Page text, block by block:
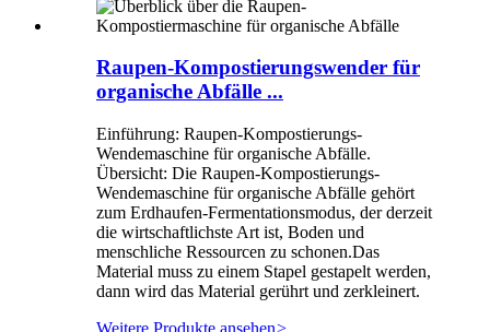
Raupen-Kompostierungswender für
organische Abfälle ...
Einführung: Raupen-Kompostierungs-
Wendemaschine für organische Abfälle.
Übersicht: Die Raupen-Kompostierungs-
Wendemaschine für organische Abfälle gehört
zum Erdhaufen-Fermentationsmodus, der derzeit
die wirtschaftlichste Art ist, Boden und
menschliche Ressourcen zu schonen.Das
Material muss zu einem Stapel gestapelt werden,
dann wird das Material gerührt und zerkleinert.
Weitere Produkte ansehen>